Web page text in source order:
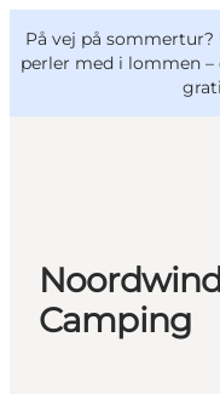
På vej på
perler med i lommen –
Oplevelser
Outdoor
Mad og drikke
VisitFyn
Deutsch
Camping